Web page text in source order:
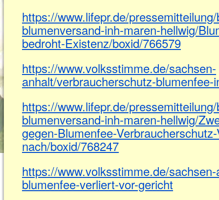
https://www.lifepr.de/
blumenversand-inh-maren-hellwig/
bedroht-Existenz/boxid/766579
https://www.volksstimme.de/sachsen-
anhalt/verbraucherschutz-blumenfee-
https://www.lifepr.de/
blumenversand-inh-maren-hellwig/
gegen-Blumenfee-
nach/boxid/768247
https://www.volksstimme.de/
blumenfee-verliert-vor-gericht